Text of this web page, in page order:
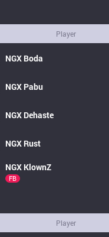
Player
NGX Boda
NGX Pabu
NGX Dehaste
NGX Rust
NGX KlownZ
FB
Player